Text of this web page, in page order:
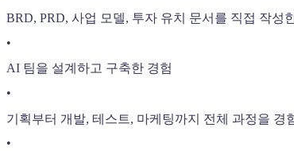
BRD, PRD, 사업 모델, 투자 유치 문서를 직접 작성
•
AI 팀을 설계하고 구축한 경험
•
기획부터 개발, 테스트, 마케팅까지 전체 과정을 경
•